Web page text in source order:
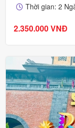
Thời gian: 2
2.350.000 VNĐ